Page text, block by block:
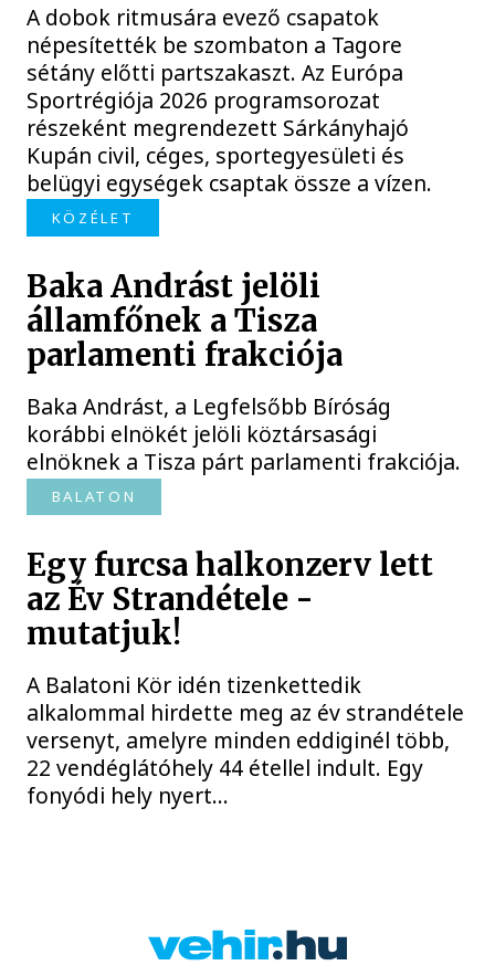
A dobok ritmusára evező csapatok
népesítették be szombaton a Tagore
sétány előtti partszakaszt. Az Európa
Sportrégiója 2026 programsorozat
részeként megrendezett Sárkányhajó
Kupán civil, céges, sportegyesületi és
belügyi egységek csaptak össze a vízen.
KÖZÉLET
Baka Andrást jelöli
államfőnek a Tisza
parlamenti frakciója
Baka Andrást, a Legfelsőbb Bíróság
korábbi elnökét jelöli köztársasági
elnöknek a Tisza párt parlamenti frakciója.
BALATON
Egy furcsa halkonzerv lett
az Év Strandétele -
mutatjuk!
A Balatoni Kör idén tizenkettedik
alkalommal hirdette meg az év strandétele
versenyt, amelyre minden eddiginél több,
22 vendéglátóhely 44 étellel indult. Egy
fonyódi hely nyert...